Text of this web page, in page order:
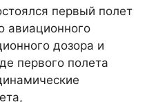
первый полет
авиационного
дозора и
первого полета